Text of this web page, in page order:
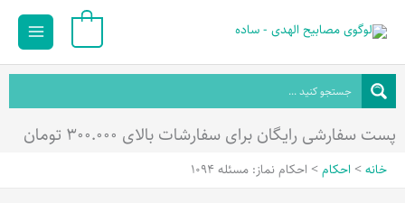
محتوا
Main
پست سفارشی رایگان برای سفارشات بالای ۳۰۰.۰۰۰ تومان
خانه احکام احکام نماز: مسئله 1094